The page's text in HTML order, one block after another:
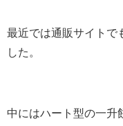
最近では通販サイトで
した。
中にはハート型の一升